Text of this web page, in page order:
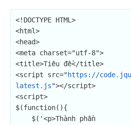
<!DOCTYPE HTML>
<html>
<head>
<meta charset="utf-8">
<title>Tiêu đề</title>
<script src="https://
latest.js"></script>
<script>
$(function(){